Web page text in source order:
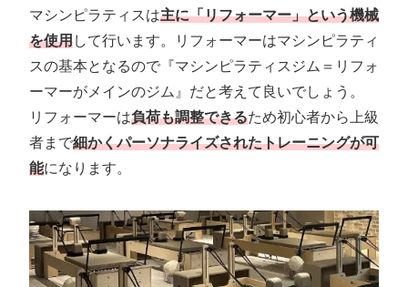
マシンピラティスは主に「リフォーマー」という機械
を使用して行います。リフォーマーはマシンピラティ
スの基本となるので『マシンピラティスジム＝リフォ
ーマーがメインのジム』だと考えて良いでしょう。
リフォーマーは負荷も調整できるため初心者から上級
者まで細かくパーソナライズされたトレーニングが可
能になります。